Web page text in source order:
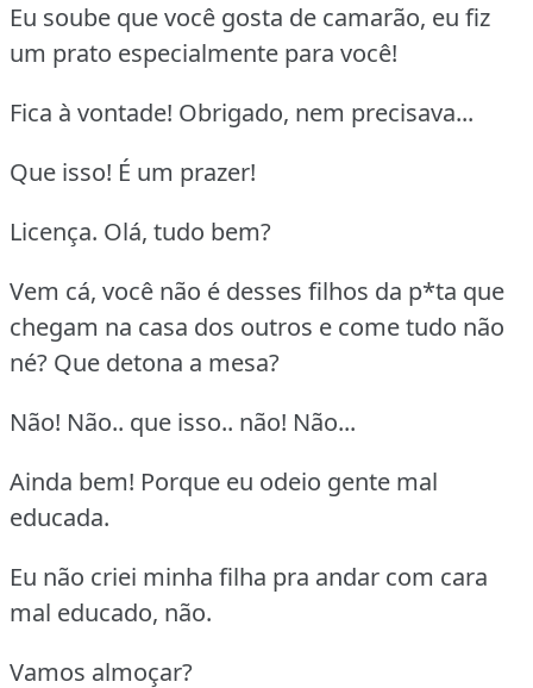
Eu soube que você gosta de camarão, eu fiz
um prato especialmente para você!
Fica à vontade! Obrigado, nem precisava...
Que isso! É um prazer!
Licença. Olá, tudo bem?
Vem cá, você não é desses filhos da p*ta que
chegam na casa dos outros e come tudo não
né? Que detona a mesa?
Não! Não.. que isso.. não! Não...
Ainda bem! Porque eu odeio gente mal
educada.
Eu não criei minha filha pra andar com cara
mal educado, não.
Vamos almoçar?